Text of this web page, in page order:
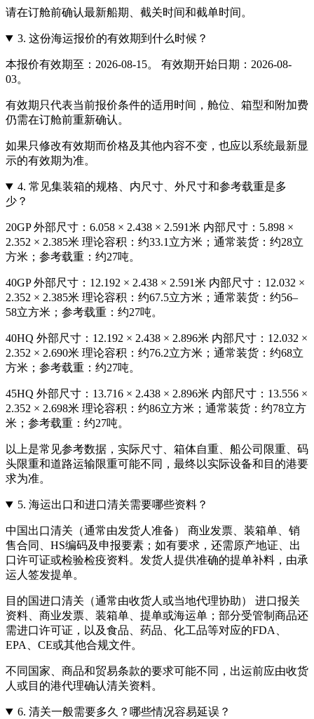
请在订舱前确认最新船期、截关时间和截单时间。
3. 这份海运报价的有效期到什么时候？
本报价有效期至：2026-08-15。 有效期开始日期：2026-08-
03。
有效期只代表当前报价条件的适用时间，舱位、箱型和附加费
仍需在订舱前重新确认。
如果只修改有效期而价格及其他内容不变，也应以系统最新显
示的有效期为准。
4. 常见集装箱的规格、内尺寸、外尺寸和参考载重是多
少？
20GP 外部尺寸：6.058 × 2.438 × 2.591米 内部尺寸：5.898 ×
2.352 × 2.385米 理论容积：约33.1立方米；通常装货：约28立
方米；参考载重：约27吨。
40GP 外部尺寸：12.192 × 2.438 × 2.591米 内部尺寸：12.032 ×
2.352 × 2.385米 理论容积：约67.5立方米；通常装货：约56–
58立方米；参考载重：约27吨。
40HQ 外部尺寸：12.192 × 2.438 × 2.896米 内部尺寸：12.032 ×
2.352 × 2.690米 理论容积：约76.2立方米；通常装货：约68立
方米；参考载重：约27吨。
45HQ 外部尺寸：13.716 × 2.438 × 2.896米 内部尺寸：13.556 ×
2.352 × 2.698米 理论容积：约86立方米；通常装货：约78立方
米；参考载重：约27吨。
以上是常见参考数据，实际尺寸、箱体自重、船公司限重、码
头限重和道路运输限重可能不同，最终以实际设备和目的港要
求为准。
5. 海运出口和进口清关需要哪些资料？
中国出口清关（通常由发货人准备） 商业发票、装箱单、销
售合同、HS编码及申报要素；如有要求，还需原产地证、出
口许可证或检验检疫资料。发货人提供准确的提单补料，由承
运人签发提单。
目的国进口清关（通常由收货人或当地代理协助） 进口报关
资料、商业发票、装箱单、提单或海运单；部分受管制商品还
需进口许可证，以及食品、药品、化工品等对应的FDA、
EPA、CE或其他合规文件。
不同国家、商品和贸易条款的要求可能不同，出运前应由收货
人或目的港代理确认清关资料。
6. 清关一般需要多久？哪些情况容易延误？